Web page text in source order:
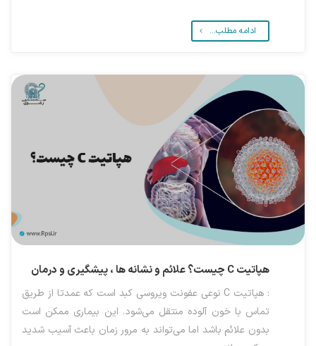
ادامه مطلب...
هپاتیت C چیست؟ علائم و نشانه ها ، پیشگیری و درمان
: هپاتیت C نوعی عفونت ویروسی کبد است که عمدتا از طریق
تماس با خون آلوده منتقل می‌شود. این بیماری ممکن است
بدون علائم باشد اما می‌تواند به مرور زمان باعث آسیب شدید